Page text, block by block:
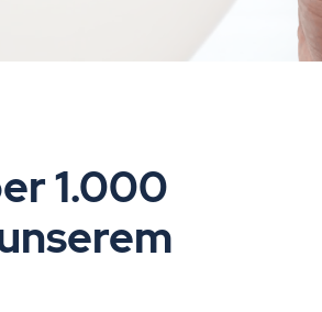
1.000